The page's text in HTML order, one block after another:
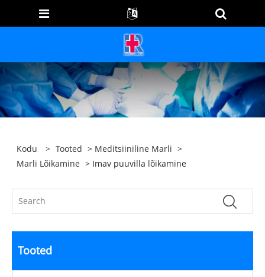
Kodu > Tooted > Meditsiiniline Marli >
Marli Lõikamine > Imav puuvilla lõikamine
Tooted